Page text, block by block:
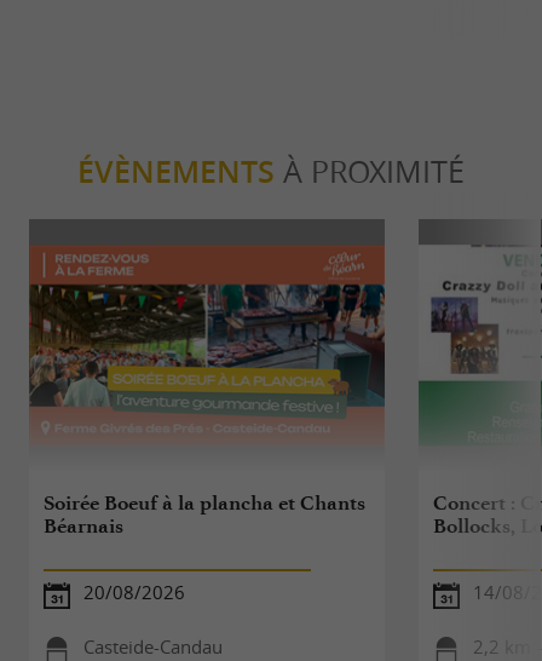
ÉVÈNEMENTS À PROXIMITÉ
Soirée Boeuf à la plancha et Chants
Béarnais
20/08/2026
Casteide-Candau
Concert :
Bollocks,
14/08/
2,2 km